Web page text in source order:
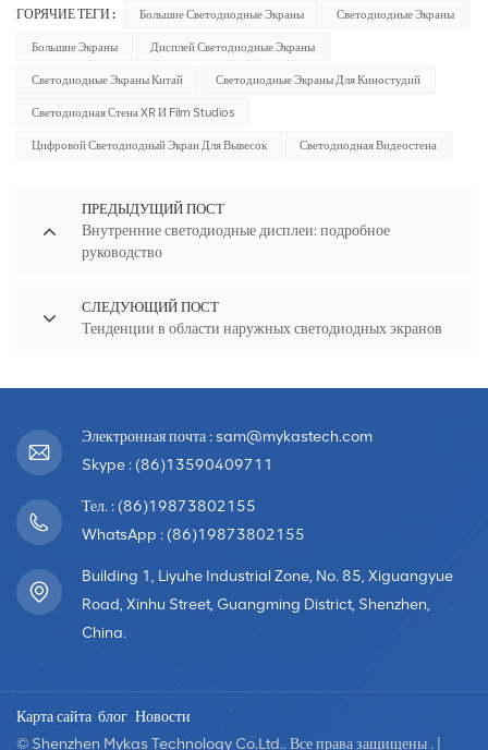
ГОРЯЧИЕ ТЕГИ : Большие Светодиодные Экраны Светодиодные Экраны
Большие Экраны Дисплей Светодиодные Экраны
Светодиодные Экраны Китай Светодиодные Экраны Для Киностудий
Светодиодная Стена XR И Film Studios
Цифровой Светодиодный Экран Для Вывесок Светодиодная Видеостена
ПРЕДЫДУЩИЙ ПОСТ
Внутренние светодиодные дисплеи: подробное
руководство
СЛЕДУЮЩИЙ ПОСТ
Тенденции в области наружных светодиодных экранов
Электронная почта : sam@mykastech.com
Skype : (86)13590409711
Тел. : (86)19873802155
WhatsApp : (86)19873802155
Building 1, Liyuhe Industrial Zone, No. 85, Xiguangyue
Road, Xinhu Street, Guangming District, Shenzhen,
China.
Карта сайта блог Новости
© Shenzhen Mykas Technology Co.Ltd.. Все права защищены . |